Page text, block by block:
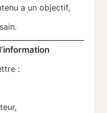
a un objectif,
: